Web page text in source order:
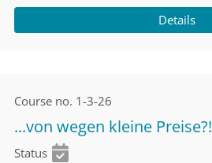
Details
Course no. 1-3-26
...von wegen kleine Preise?!
Status